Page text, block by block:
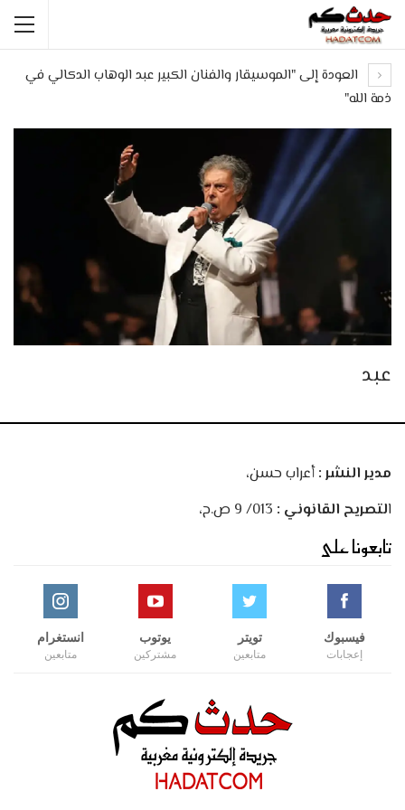
العودة إلى "الموسيقار والفنان الكبير عبد الوهاب الدكالي في
ذمة الله"
عبد
مدير النشر :أعراب حسن،
التصريح القانوني :
تابعونا على
فيسبوك
إعجابات
تويتر
متابعين
يوتوب
مشتركين
انستغرام
متابعين